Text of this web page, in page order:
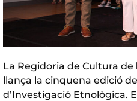
La Regidoria de Cultura de
llança la cinquena edició
d’Investigació Etnològica.